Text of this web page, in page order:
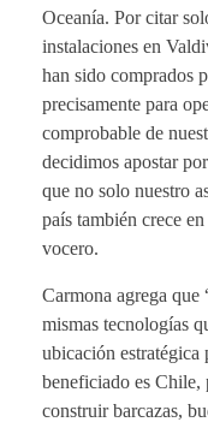
Oceanía. Por citar
instalaciones en
han sido comprados
precisamente para
comprobable de
decidimos apostar
que no solo nuestro
país también crece
vocero.
Carmona agrega que
mismas tecnologías
ubicación
beneficiado es Chile,
construir barcazas,